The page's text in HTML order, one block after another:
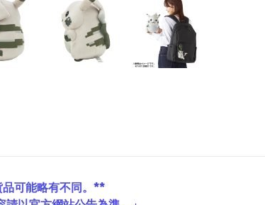
可能略有不同。**